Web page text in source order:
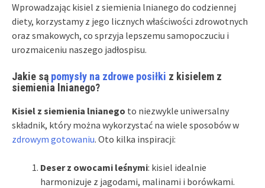
Wprowadzając kisiel z siemienia lnianego do codziennej
diety, korzystamy z jego licznych właściwości zdrowotnych
oraz smakowych, co sprzyja lepszemu samopoczuciu i
urozmaiceniu naszego jadłospisu.
Jakie są pomysły na zdrowe posiłki z kisielem z
siemienia lnianego?
Kisiel z siemienia lnianego to niezwykle uniwersalny
składnik, który można wykorzystać na wiele sposobów w
zdrowym gotowaniu. Oto kilka inspiracji:
Deser z owocami leśnymi: kisiel idealnie
harmonizuje z jagodami, malinami i borówkami.